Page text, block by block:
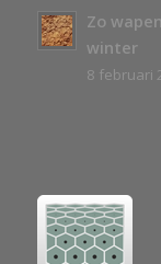
Zo
winter
8 februari